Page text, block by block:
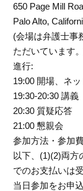
650 Page Mill
Palo Alto,
(会場は弁護士事
ただいています
進行:
19:00 開場、ネ
19:30-20:30 講義
20:30 質疑応答
21:00 懇親会
参加方法・参加
以下、(1)(2)両
でのお支払いは
当日参加をお申